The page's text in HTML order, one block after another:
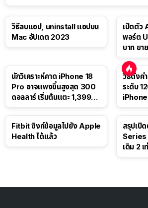
วิธีลบแอป, uninstall แอปบน
Mac อัปเดต 2023
เปิดตัว
พอร์ต
บาท ขา
นักวิเคราะห์คาด iPhone 18
Pro อาจแพงขึ้นสูงสุด 300
ดอลลาร์ เริ่มต้นแตะ 1,399
วิธีตั้งค่
ระดับ
Fitbit ซิงก์ข้อมูลไปยัง Apple
Health ได้แล้ว
สรุปเปิ
Series
เดิม 2